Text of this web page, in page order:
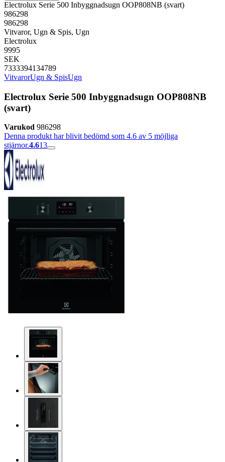
Electrolux Serie 500 Inbyggnadsugn OOP808NB (svart)
986298
986298
Vitvaror, Ugn & Spis, Ugn
Electrolux
9995
SEK
7333394134789
VitvarorUgn & SpisUgn
Electrolux Serie 500 Inbyggnadsugn OOP808NB
(svart)
Varukod 986298
Denna produkt har blivit bedömd som 4.6 av 5 möjliga
stjärnor.4.613